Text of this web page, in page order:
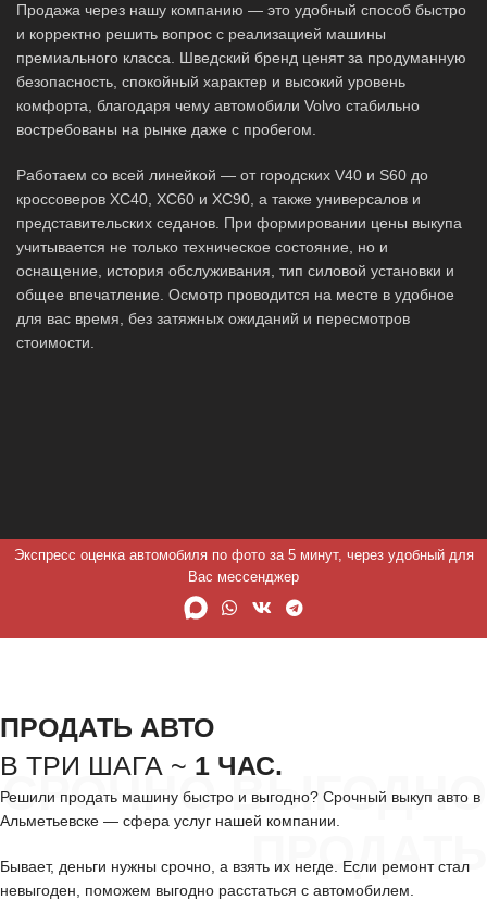
Продажа через нашу компанию — это удобный способ быстро
и корректно решить вопрос с реализацией машины
премиального класса. Шведский бренд ценят за продуманную
безопасность, спокойный характер и высокий уровень
комфорта, благодаря чему автомобили Volvo стабильно
востребованы на рынке даже с пробегом.
Работаем со всей линейкой — от городских V40 и S60 до
кроссоверов XC40, XC60 и XC90, а также универсалов и
представительских седанов. При формировании цены выкупа
учитывается не только техническое состояние, но и
оснащение, история обслуживания, тип силовой установки и
общее впечатление. Осмотр проводится на месте в удобное
для вас время, без затяжных ожиданий и пересмотров
стоимости.
Экспресс оценка автомобиля по фото за 5 минут, через удобный для
Вас мессенджер
СРОЧНО ВЫГОДНО
ПРОДАТЬ
ПРОДАТЬ АВТО
В ТРИ ШАГА ~ 1 ЧАС.
Решили продать машину быстро и выгодно? Срочный выкуп авто в
Альметьевске — сфера услуг нашей компании.
Бывает, деньги нужны срочно, а взять их негде. Если ремонт стал
невыгоден, поможем выгодно расстаться с автомобилем.